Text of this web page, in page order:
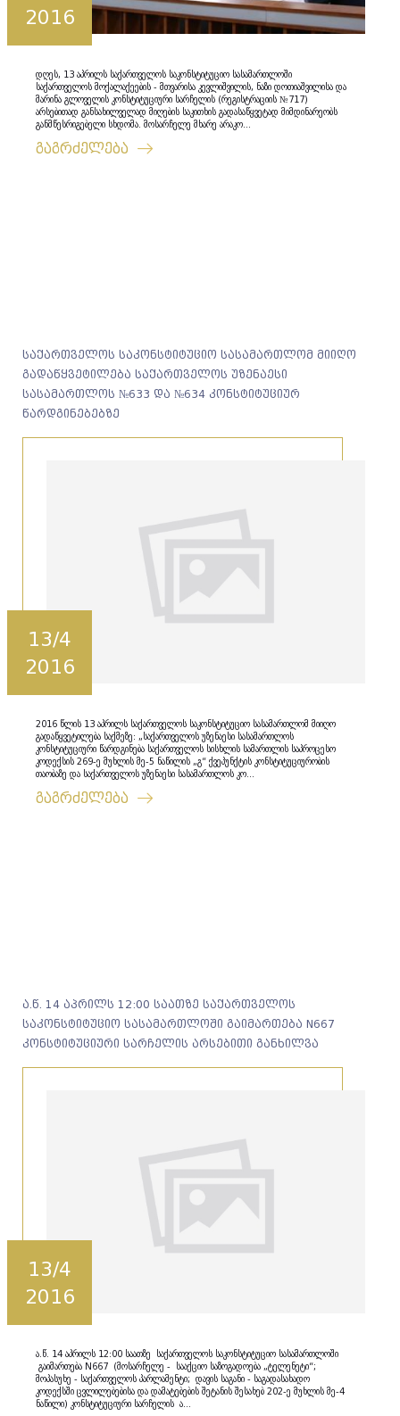
2016
დღეს, 13 აპრილს საქართველოს საკონსტიტუციო სასამართლოში
საქართველოს მოქალაქეების - მთვარისა კევლიშვილის, ნაზი დოთიაშვილისა და
მარინა გლოველის კონსტიტუციური სარჩელის (რეგისტრაციის №717)
არსებითად განსახილველად მიღების საკითხის გადასაწყვეტად მიმდინარეობს
განმწესრიგებელი სხდომა. მოსარჩელე მხარე არაკო...
გაგრძელება
საქართველოს საკონსტიტუციო სასამართლომ მიიღო
გადაწყვეტილება საქართველოს უზენაესი
სასამართლოს №633 და №634 კონსტიტუციურ
წარდგინებებზე
13/4
2016
2016 წლის 13 აპრილს საქართველოს საკონსტიტუციო სასამართლომ მიიღო
გადაწყვეტილება საქმეზე: „საქართველოს უზენაესი სასამართლოს
კონსტიტუციური წარდგინება საქართველოს სისხლის სამართლის საპროცესო
კოდექსის 269-ე მუხლის მე-5 ნაწილის „გ“ ქვეპუნქტის კონსტიტუციურობის
თაობაზე და საქართველოს უზენაესი სასამართლოს კო...
გაგრძელება
ა.წ. 14 აპრილს 12:00 საათზე საქართველოს
საკონსტიტუციო სასამართლოში გაიმართება N667
კონსტიტუციური სარჩელის არსებითი განხილვა
13/4
2016
ა.წ. 14 აპრილს 12:00 საათზე საქართველოს საკონსტიტუციო სასამართლოში
გაიმართება N667 (მოსარჩელე - სააქციო საზოგადოება „ტელენეტი“;
მოპასუხე - საქართველოს პარლამენტი; დავის საგანი - საგადასახადო
კოდექსში ცვლილებებისა და დამატებების შეტანის შესახებ 202-ე მუხლის მე-4
ნაწილი) კონსტიტუციური სარჩელის ა...